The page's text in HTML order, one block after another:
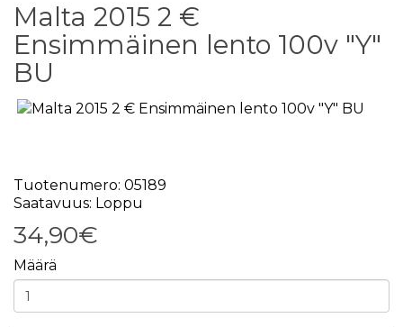
Malta 2015 2 €
Ensimmäinen lento 100v "Y"
BU
Tuotenumero: 05189
Saatavuus: Loppu
34,90€
Määrä